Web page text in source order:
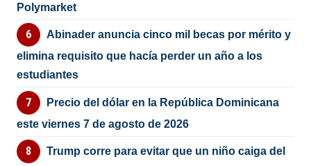
Polymarket
Abinader anuncia cinco mil becas por mérito y
elimina requisito que hacía perder un año a los
estudiantes
Precio del dólar en la República Dominicana
este viernes 7 de agosto de 2026
Trump corre para evitar que un niño caiga del